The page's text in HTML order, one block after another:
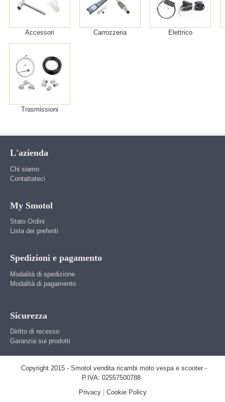
Accessori Carrozzeria Elettrico
Trasmissioni
L'azienda
Chi siamo
Contattateci
My Smotol
Stato Ordini
Lista dei preferiti
Spedizioni e pagamento
Modalità di spedizione
Modalità di pagamento
Sicurezza
Diritto di recesso
Garanzia sui prodotti
Copyright 2015 - Smotol vendita ricambi moto vespa e scooter -
P.IVA: 02557500788
Privacy| Cookie Policy